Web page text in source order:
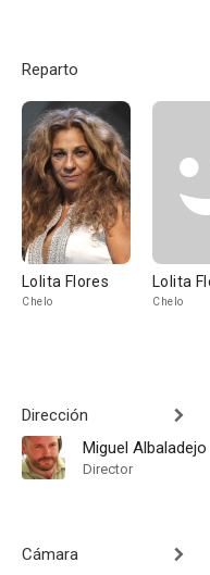
Reparto
Lolita Flores
Chelo
Lolita
Chelo
Dirección
Miguel Albaladejo
Director
Cámara